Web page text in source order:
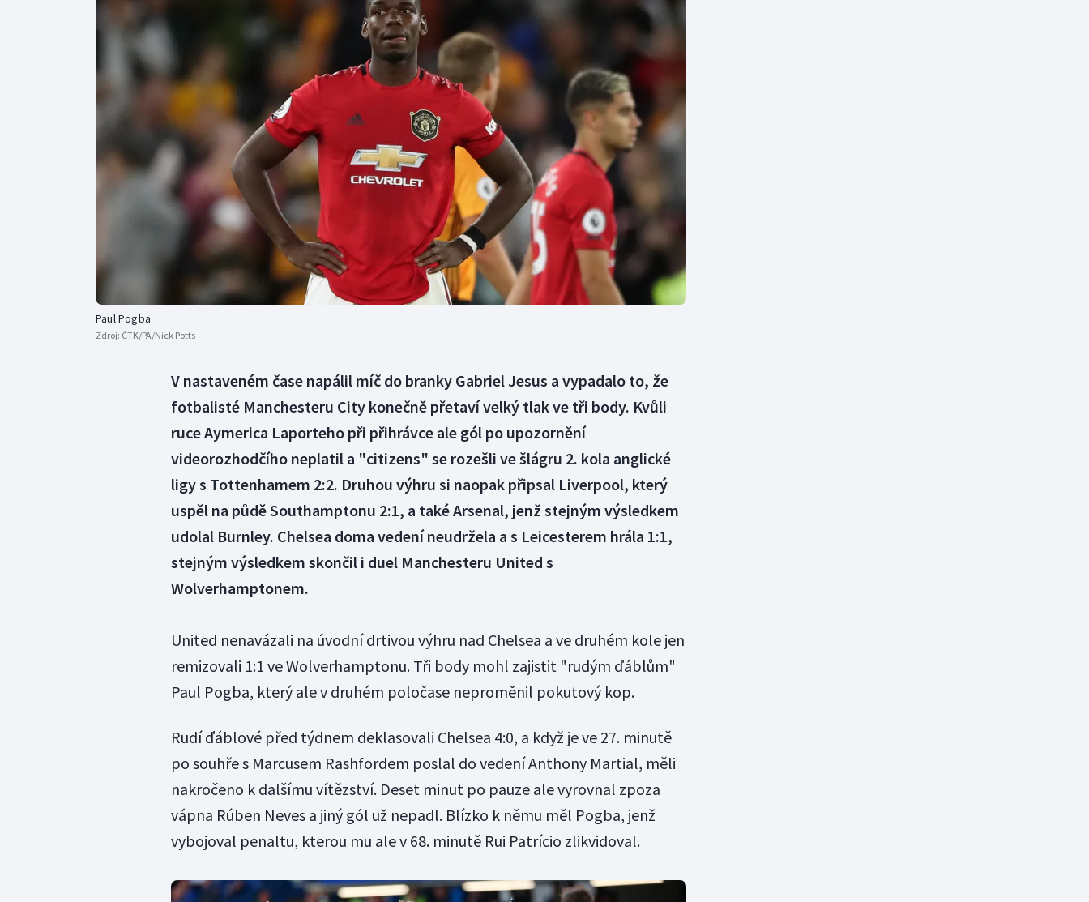
Dostihy
Florbal
Futsal
Golf
Gymnastika
Motorsport
Olympijské hry
Parasport
Plavání
Plážový volejbal
Triatlon
Vodní slalom
Volejbal
Ostatní
Paul Pogba
Zdroj: ČTK/PA/Nick Potts
V nastaveném čase napálil míč do branky Gabriel Jesus a vypadalo to, že
fotbalisté Manchesteru City konečně přetaví velký tlak ve tři body. Kvůli
ruce Aymerica Laporteho při přihrávce ale gól po upozornění
videorozhodčího neplatil a "citizens" se rozešli ve šlágru 2. kola anglické
ligy s Tottenhamem 2:2. Druhou výhru si naopak připsal Liverpool, který
uspěl na půdě Southamptonu 2:1, a také Arsenal, jenž stejným výsledkem
udolal Burnley. Chelsea doma vedení neudržela a s Leicesterem hrála 1:1,
stejným výsledkem skončil i duel Manchesteru United s
Wolverhamptonem.
United nenavázali na úvodní drtivou výhru nad Chelsea a ve druhém kole jen
remizovali 1:1 ve Wolverhamptonu. Tři body mohl zajistit "rudým ďáblům"
Paul Pogba, který ale v druhém poločase neproměnil pokutový kop.
Rudí ďáblové před týdnem deklasovali Chelsea 4:0, a když je ve 27. minutě
po souhře s Marcusem Rashfordem poslal do vedení Anthony Martial, měli
nakročeno k dalšímu vítězství. Deset minut po pauze ale vyrovnal zpoza
vápna Rúben Neves a jiný gól už nepadl. Blízko k němu měl Pogba, jenž
vybojoval penaltu, kterou mu ale v 68. minutě Rui Patrício zlikvidoval.